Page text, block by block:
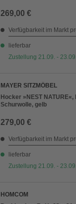
269,00 €
Verfügbarkeit im Markt
lieferbar
Zustellung 21.09. - 23.09.
MAYER SITZMÖBEL
Hocker »NEST
Schurwolle, gelb
279,00 €
Verfügbarkeit im Markt
lieferbar
Zustellung 21.09. - 23.09.
HOMCOM